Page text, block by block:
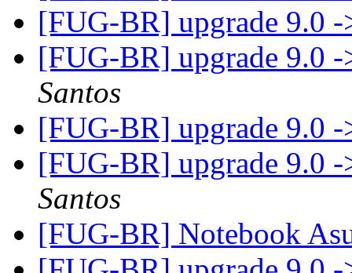
[FUG-BR] upgrade 9.0
[FUG-BR] upgrade 9.0
Santos
[FUG-BR] upgrade 9.0
[FUG-BR] upgrade 9.0
Santos
[FUG-BR] Notebook